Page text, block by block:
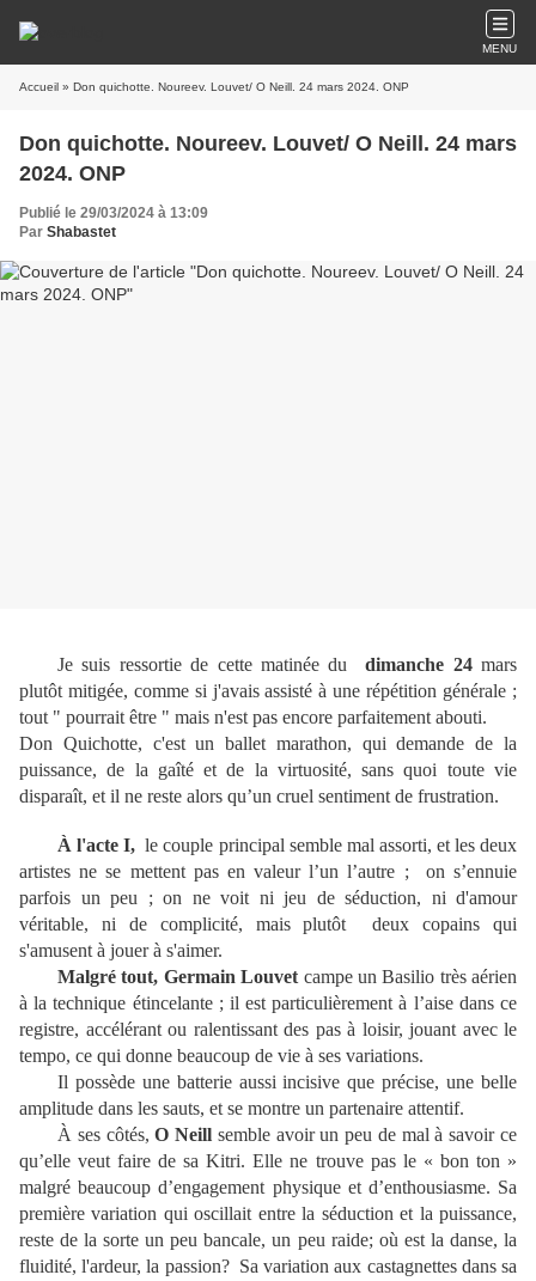
MENU
Accueil » Don quichotte. Noureev. Louvet/ O Neill. 24 mars 2024. ONP
Don quichotte. Noureev. Louvet/ O Neill. 24 mars
2024. ONP
Publié le 29/03/2024 à 13:09
Par Shabastet
Je suis ressortie de cette matinée dudimanche 24mars
plutôt mitigée, comme si j'avais assisté à une répétition générale ;
tout " pourrait être " mais n'est pas encore parfaitement abouti.
Don Quichotte, c'est un ballet marathon, qui demande de la
puissance, de la gaîté et de la virtuosité, sans quoi toute vie
disparaît, et il ne reste alors qu’un cruel sentiment de frustration.
À l'acte I, le couple principal semble mal assorti, et les deux
artistes ne se mettent pas en valeur l’un l’autre ; on s’ennuie
parfois un peu ; on ne voit ni jeu de séduction, ni d'amour
véritable, ni de complicité, mais plutôt deux copains qui
s'amusent à jouer à s'aimer.
Malgré tout, Germain Louvet campe un Basilio très aérien
à la technique étincelante ; il est particulièrement à l’aise dans ce
registre, accélérant ou ralentissant des pas à loisir, jouant avec le
tempo, ce qui donne beaucoup de vie à ses variations.
Il possède une batterie aussi incisive que précise, une belle
amplitude dans les sauts, et se montre un partenaire attentif.
À ses côtés,O Neill semble avoir un peu de mal à savoir ce
qu’elle veut faire de sa Kitri. Elle ne trouve pas le « bon ton »
malgré beaucoup d’engagement physique et d’enthousiasme. Sa
première variation qui oscillait entre la séduction et la puissance,
reste de la sorte un peu bancale, un peu raide; où est la danse, la
fluidité, l'ardeur, la passion? Sa variation aux castagnettes dans sa